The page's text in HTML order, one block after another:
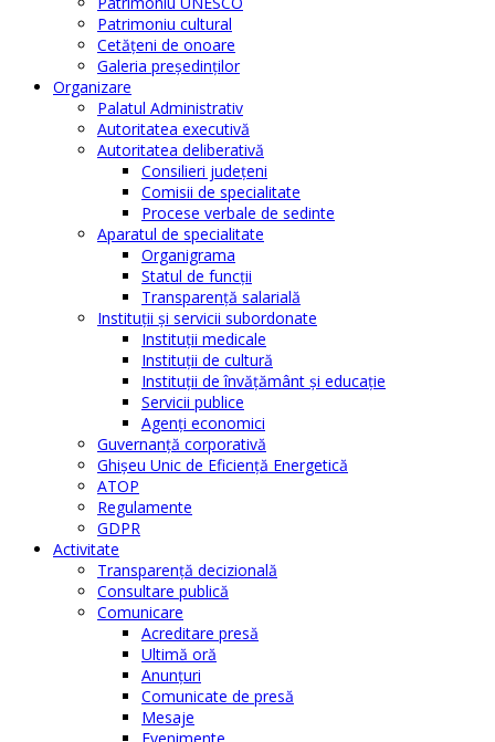
Patrimoniu cultural
Cetăţeni de onoare
Galeria președinților
Organizare
Palatul Administrativ
Autoritatea executivă
Autoritatea deliberativă
Consilieri judeţeni
Comisii de specialitate
Procese verbale de sedinte
Aparatul de specialitate
Organigrama
Statul de funcții
Transparență salarială
Instituţii şi servicii subordonate
Instituţii medicale
Instituţii de cultură
Instituţii de învăţământ şi educaţie
Servicii publice
Agenţi economici
Guvernanță corporativă
Ghişeu Unic de Eficienţă Energetică
ATOP
Regulamente
GDPR
Activitate
Transparenţă decizională
Consultare publică
Comunicare
Acreditare presă
Ultimă oră
Anunţuri
Comunicate de presă
Mesaje